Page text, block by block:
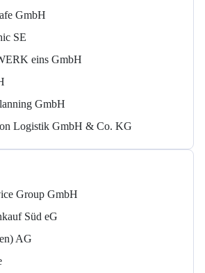
GmbH
SE
eins GmbH
GmbH
Logistik GmbH & Co. KG
Group GmbH
Süd eG
AG